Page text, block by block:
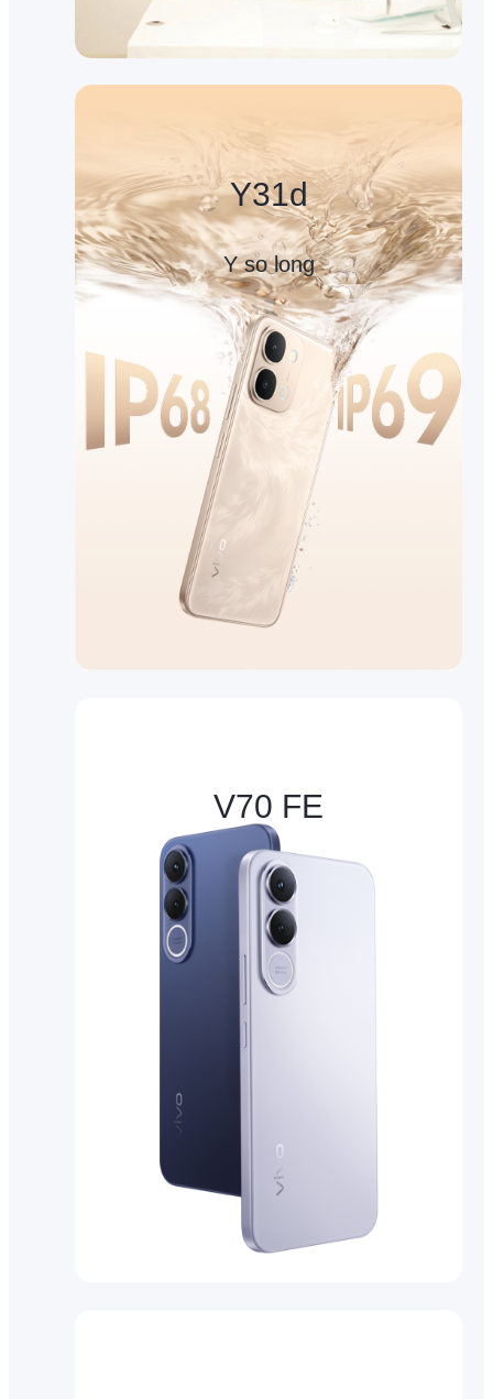
Y31d
Y so long
V70 FE